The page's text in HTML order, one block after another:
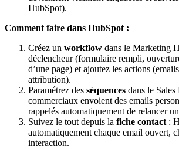
HubSpot).
Comment faire dans HubSpot :
Créez un workflow dans le Marketing
déclencheur (formulaire rempli,
d’une page) et ajoutez les actions
attribution).
Paramétrez des séquences dans le
commerciaux envoient des emails
rappelés automatiquement de relancer
Suivez le tout depuis la fiche contact :
automatiquement chaque email ouvert,
interaction.